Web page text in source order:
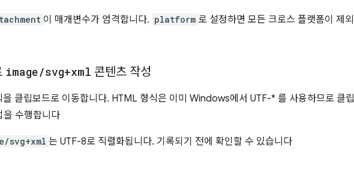
이 매개변수가 엄격합니다. platform 로 설정하면 모든 크로스 플랫폼이 제외
image/svg+xml 콘텐츠 작성
을 클립보드로 이동합니다. HTML 형식은 이미 Windows에서 UTF-* 를 사용하므로 클립
을 수행합니다
svg+xml 는 UTF-8로 직렬화됩니다. 기록되기 전에 확인할 수 있습니다